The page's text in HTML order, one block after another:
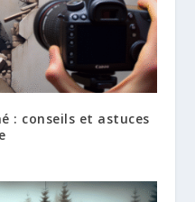
: conseils et astuces